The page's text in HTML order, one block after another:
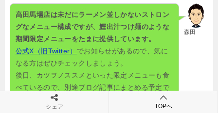
森田
高田馬場店は未だにラーメン並しかないストロン
グなメニュー構成ですが、鰹出汁つけ麺のような
期間限定メニューをたまに提供しています。
公式X （旧Twitter） でお知らせがあるので、気に
なる方はぜひチェックしましょう。
後日、カツヲノススメといった限定メニューも食
べているので、別途ブログ記事にまとめる予定で
シェア TOPへ